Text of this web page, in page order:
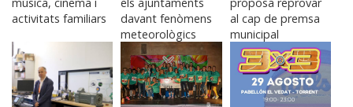
activitats familiars
davant fenòmens
meteorològics
adversos
al cap de premsa
municipal